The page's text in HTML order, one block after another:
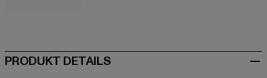
PRODUKT DETAILS